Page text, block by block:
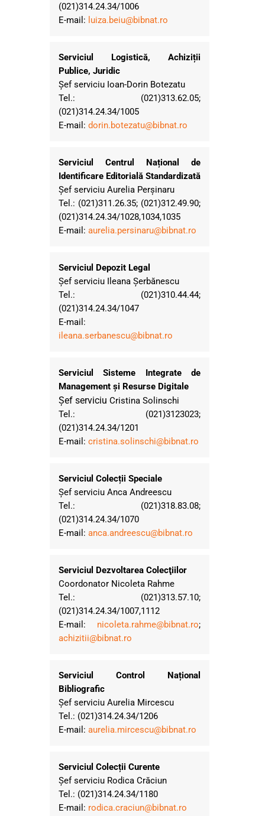
(021)314.24.34/1006
E-mail: luiza.beiu@bibnat.ro
Serviciul Logistică, Achiziții
Publice, Juridic
Șef serviciu Ioan-Dorin Botezatu
Tel.: (021)313.62.05;
(021)314.24.34/1005
E-mail: dorin.botezatu@bibnat.ro
Serviciul Centrul Național de
Identificare Editorială Standardizată
Șef serviciu Aurelia Perşinaru
Tel.: (021)311.26.35; (021)312.49.90;
(021)314.24.34/1028,1034,1035
E-mail: aurelia.persinaru@bibnat.ro
Serviciul Depozit Legal
Șef serviciu Ileana Șerbănescu
Tel.: (021)310.44.44;
(021)314.24.34/1047
E-mail:
ileana.serbanescu@bibnat.ro
Serviciul Sisteme Integrate de
Management și Resurse Digitale
Șef serviciu Cristina Solinschi
Tel.: (021)3123023;
(021)314.24.34/1201
E-mail: cristina.solinschi@bibnat.ro
Serviciul Colecții Speciale
Șef serviciu Anca Andreescu
Tel.: (021)318.83.08;
(021)314.24.34/1070
E-mail: anca.andreescu@bibnat.ro
Serviciul Dezvoltarea Colecţiilor
Coordonator Nicoleta Rahme
Tel.: (021)313.57.10;
(021)314.24.34/1007,1112
E-mail: nicoleta.rahme@bibnat.ro;
achizitii@bibnat.ro
Serviciul Control Național
Bibliografic
Șef serviciu Aurelia Mircescu
Tel.: (021)314.24.34/1206
E-mail: aurelia.mircescu@bibnat.ro
Serviciul Colecții Curente
Șef serviciu Rodica Crăciun
Tel.: (021)314.24.34/1180
E-mail: rodica.craciun@bibnat.ro